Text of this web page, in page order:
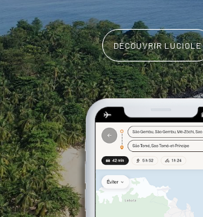
DÉCOUVRIR LUCIOLE